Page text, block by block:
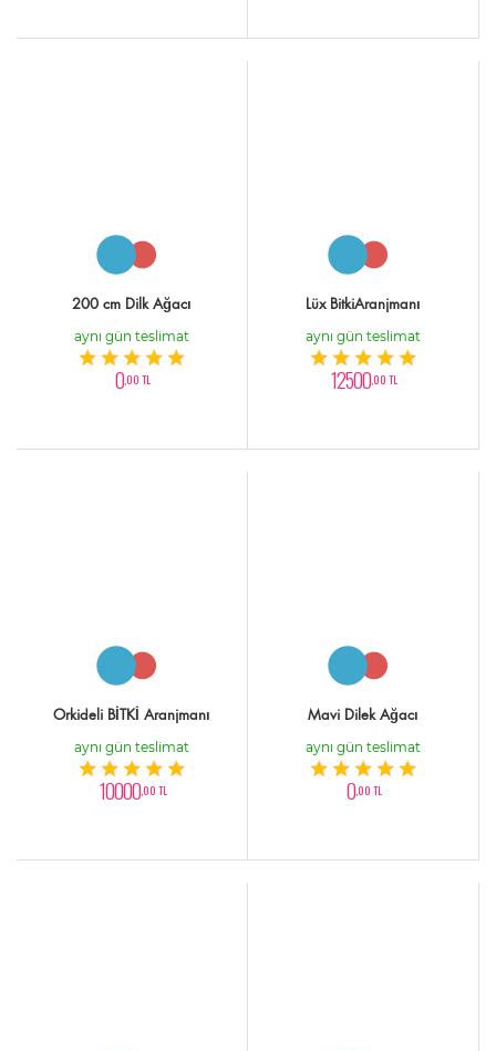
200 cm Dilk Ağacı
aynı gün teslimat
0,00 TL
Lüx BitkiAranjmanı
aynı gün teslimat
12500,00 TL
Orkideli BİTKİ Aranjmanı
aynı gün teslimat
10000,00 TL
Mavi Dilek Ağacı
aynı gün teslimat
0,00 TL